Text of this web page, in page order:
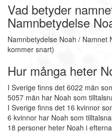
Vad betyder
Namnbetydelse
Namnbetydelse Noah / Namnet
kommer snart)
Hur många heter
I Sverige finns det 6022 män
5057 män har Noah som
I Sverige finns det 16 kvinnor
6 kvinnor har Noah som
18 personer heter Noah i